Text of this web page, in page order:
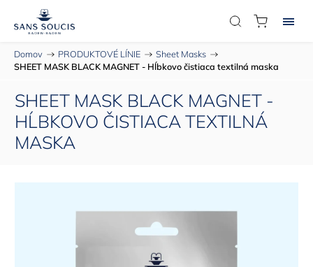
Domov / PRODUKTOVÉ LÍNIE / Sheet Masks /
SHEET MASK BLACK MAGNET - Hĺbkovo čistiaca textilná maska
SHEET MASK BLACK MAGNET -
HĹBKOVO ČISTIACA TEXTILNÁ
MASKA